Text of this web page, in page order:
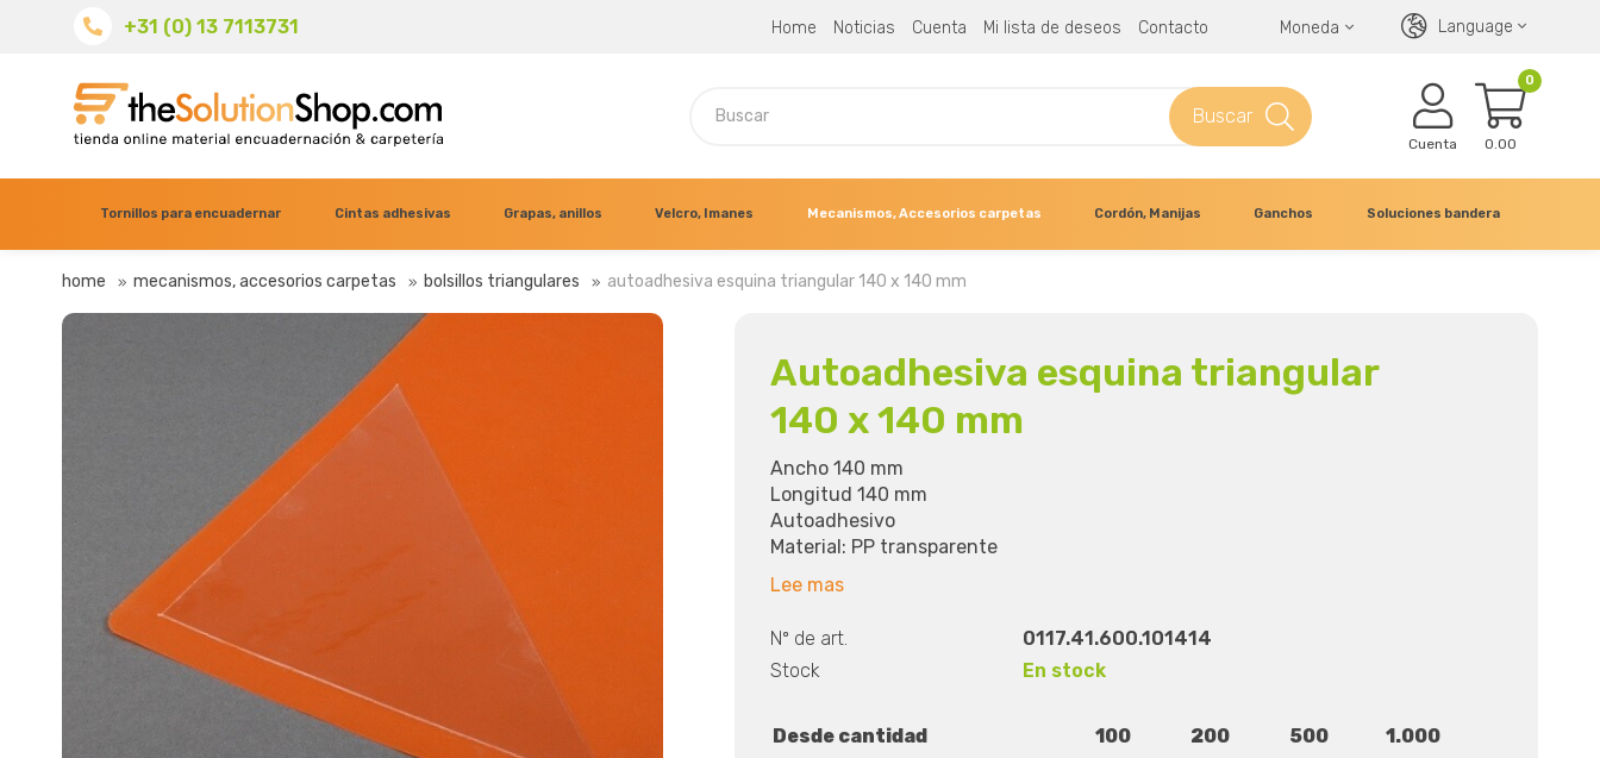
+31 (0) 13 7113731 Language
Moneda
Home Noticias Cuenta Mi lista de deseos Contacto
Buscar
0
0.00
Cuenta
Tornillos para encuadernar Cintas adhesivas Grapas, anillos Velcro, Imanes Mecanismos, Accesorios carpetas Cordón, Manijas Ganchos Soluciones bandera
home mecanismos, accesorios carpetas bolsillos triangulares autoadhesiva esquina triangular 140 x 140 mm
Autoadhesiva esquina triangular
140 x 140 mm
Ancho 140 mm
Longitud 140 mm
Autoadhesivo
Material: PP transparente
Lee mas
Nº de art.
0117.41.600.101414
Stock
En stock
Desde cantidad 100 200 500 1.000